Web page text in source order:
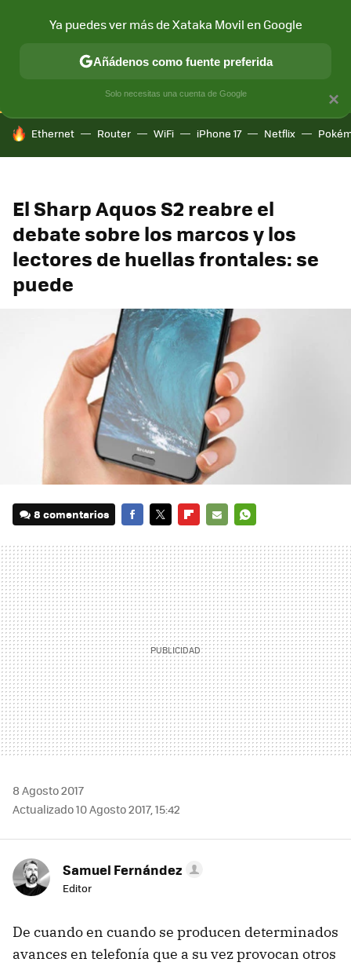
CONECTIVIDAD MÓVIL Y SOCIEDAD APLICACIONES
HOY SE HABLA DE
Ethernet Router WiFi iPhone 17 Netflix
El Sharp Aquos S2 reabre el
debate sobre los marcos y los
lectores de huellas frontales: se
puede
8 comentarios
MAIL
8 Agosto 2017
Actualizado 10 Agosto 2017, 15:42
Samuel Fernández
Editor
De cuando en cuando se producen determinados
avances en telefonía que a su vez provocan otros
×
Ya puedes ver más de Xataka Movil en Google
Añádenos como fuente preferida
Solo necesitas una cuenta de Google